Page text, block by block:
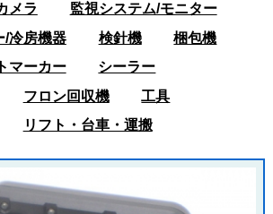
メラ
監視システム/モニター
/冷房機器
検針機
梱包機
マーカー
シーラー
フロン回収機
工具
リフト・台車・運搬